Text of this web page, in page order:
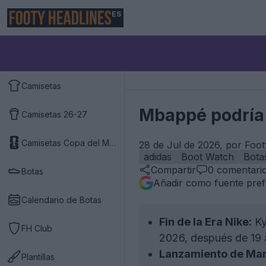
ES
Camisetas
Camisetas 26-27
Camisetas Copa del Mundo 2026
Botas
Calendario de Botas
FH Club
Plantillas
Mbappé
28 de Jul de 2026, por
adidas
Boot Watch
Compartir
0
Añadir como fuente
Fin de la Era Nike:
2026, después de
Lanzamiento de